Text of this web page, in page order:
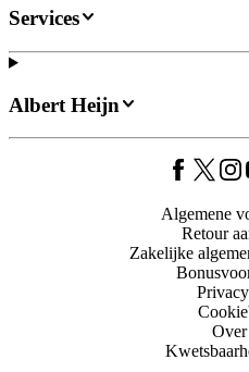
Services
Albert Heijn
Algemene
Retour
Zakelijke